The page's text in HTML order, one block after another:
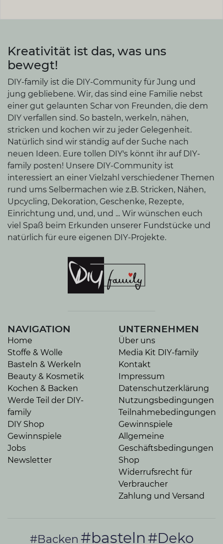
Kreativität ist das, was uns
bewegt!
DIY-family ist die DIY-Community für Jung und
jung gebliebene. Wir, das sind eine Familie nebst
einer gut gelaunten Schar von Freunden, die dem
DIY verfallen sind. So basteln, werkeln, nähen,
stricken und kochen wir zu jeder Gelegenheit.
Natürlich sind wir ständig auf der Suche nach
neuen Ideen. Eure tollen DIY's könnt ihr auf DIY-
family posten! Unsere DIY-Community ist
interessiert an einer Vielzahl verschiedener Themen
rund ums Selbermachen wie z.B. Stricken, Nähen,
Upcycling, Dekoration, Geschenke, Rezepte,
Einrichtung und, und, und ... Wir wünschen euch
viel Spaß beim Erkunden unserer Fundstücke und
natürlich für eure eigenen DIY-Projekte.
NAVIGATION
Home
Stoffe & Wolle
Basteln & Werkeln
Beauty & Kosmetik
Kochen & Backen
Werde Teil der DIY-
family
DIY Shop
Gewinnspiele
Jobs
Newsletter
UNTERNEHMEN
Über uns
Media Kit DIY-family
Kontakt
Impressum
Datenschutzerklärung
Nutzungsbedingungen
Teilnahmebedingungen
Gewinnspiele
Allgemeine
Geschäftsbedingungen
Shop
Widerrufsrecht für
Verbraucher
Zahlung und Versand
#Backen #basteln#Deko